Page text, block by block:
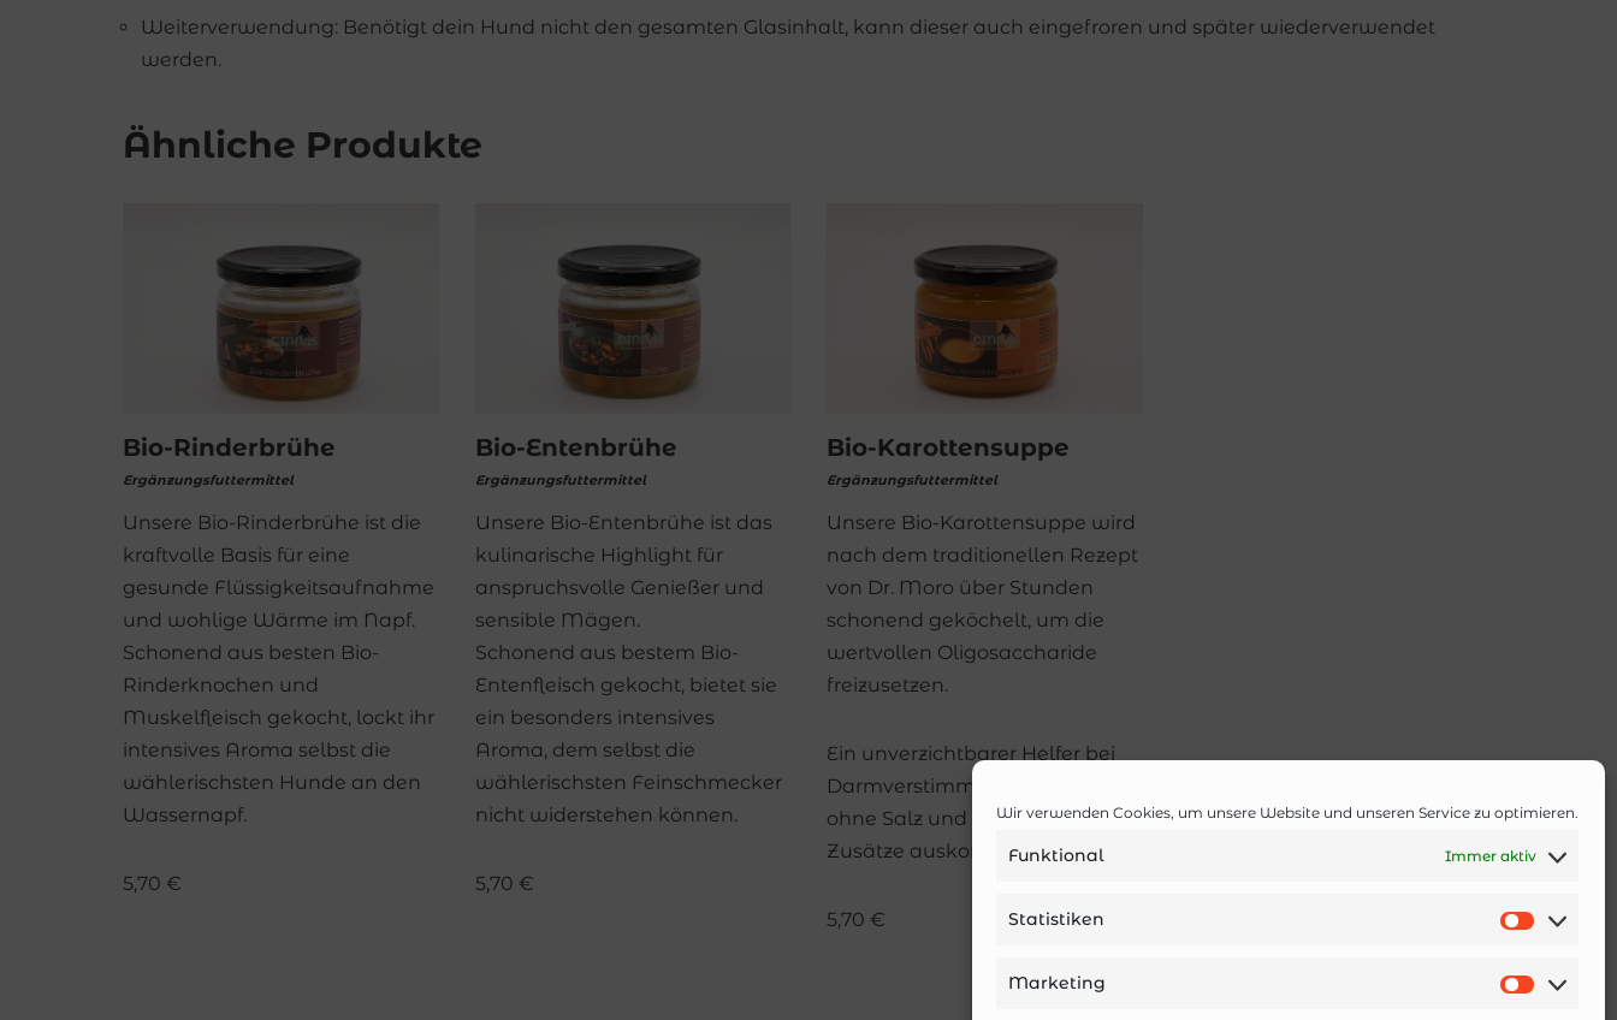
Wir verwenden Cookies, um unsere Website und unseren Service zu optimieren.
Funktional Immer aktiv
Statistiken
Marketing
Weiterverwendung: Benötigt dein Hund nicht den gesamten Glasinhalt, kann dieser auch eingefroren und später wiederverwendet
werden.
Ähnliche Produkte
Bio-Rinderbrühe
Ergänzungsfuttermittel
Unsere Bio-Rinderbrühe ist die
kraftvolle Basis für eine
gesunde Flüssigkeitsaufnahme
und wohlige Wärme im Napf.
Schonend aus besten Bio-
Rinderknochen und
Muskelfleisch gekocht, lockt ihr
intensives Aroma selbst die
wählerischsten Hunde an den
Wassernapf.
5,70 €
Bio-Entenbrühe
Ergänzungsfuttermittel
Unsere Bio-Entenbrühe ist das
kulinarische Highlight für
anspruchsvolle Genießer und
sensible Mägen.
Schonend aus bestem Bio-
Entenfleisch gekocht, bietet sie
ein besonders intensives
Aroma, dem selbst die
wählerischsten Feinschmecker
nicht widerstehen können.
5,70 €
Bio-Karottensuppe
Ergänzungsfuttermittel
Unsere Bio-Karottensuppe wird
nach dem traditionellen Rezept
von Dr. Moro über Stunden
schonend geköchelt, um die
wertvollen Oligosaccharide
freizusetzen.
Ein unverzichtbarer Helfer bei
Darmverstimmungen, der ganz
ohne Salz und künstliche
Zusätze auskommt.
5,70 €